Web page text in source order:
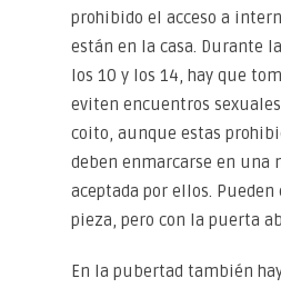
prohibido el acceso a
están en la casa. Durante
los 10 y los 14, hay que
eviten encuentros
coito, aunque estas
deben enmarcarse en una
aceptada por ellos.
pieza, pero con la puerta
En la pubertad también